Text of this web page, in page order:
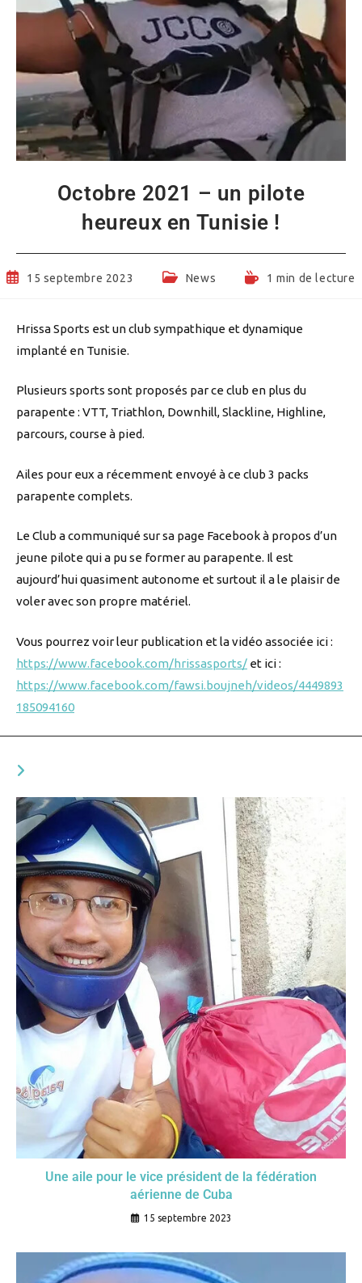
Octobre 2021 – un pilote
heureux en Tunisie !
Publication
15 septembre 2023
PostNews
Temps1 min de lecture
Hrissa Sports est un club sympathique et dynamique
implanté en Tunisie.
Plusieurs sports sont proposés par ce club en plus du
parapente : VTT, Triathlon, Downhill, Slackline, Highline,
parcours, course à pied.
Ailes pour eux a récemment envoyé à ce club 3 packs
parapente complets.
Le Club a communiqué sur sa page Facebook à propos d’un
jeune pilote qui a pu se former au parapente. Il est
aujourd’hui quasiment autonome et surtout il a le plaisir de
voler avec son propre matériel.
Vous pourrez voir leur publication et la vidéo associée ici :
https://www.facebook.com/hrissasports/ et ici :
https://www.facebook.com/fawsi.boujneh/videos/4449893
185094160
Une aile pour le vice président de la fédération
aérienne de Cuba
15 septembre 2023